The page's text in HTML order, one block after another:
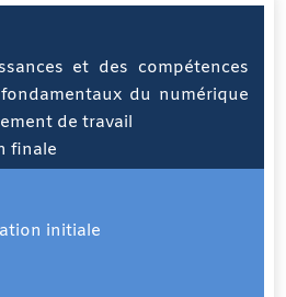
et des compétences
du numérique
de travail
finale
initiale